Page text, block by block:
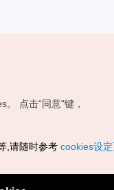
点击“同意"键，
,请随时参考 cookies设